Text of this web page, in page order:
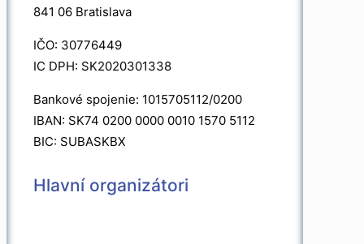
841 06 Bratislava
IČO: 30776449
IC DPH: SK2020301338
Bankové spojenie: 1015705112/0200
IBAN: SK74 0200 0000 0010 1570 5112
BIC: SUBASKBX
Hlavní organizátori